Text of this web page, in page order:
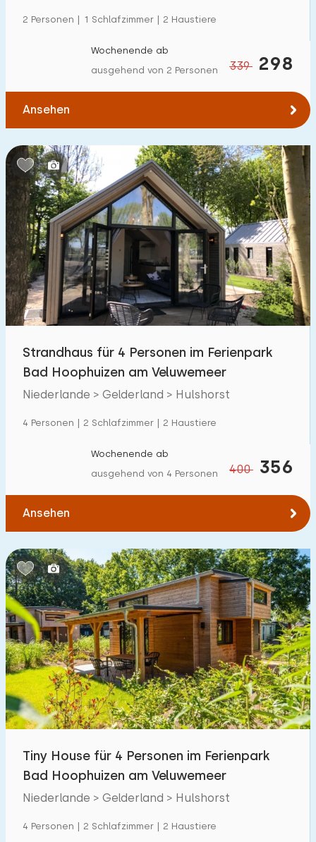
Zugänglichkeit
Eingeschränkte Mobilität
Rollstuhlgerecht
Hilfsmittel
2 Personen | 1 Schlafzimmer | 2 Haustiere
339 298
Wochenende ab
ausgehend von 2 Personen
Ansehen
Strandhaus für 4 Personen im Ferienpark
Bad Hoophuizen am Veluwemeer
Niederlande > Gelderland > Hulshorst
4 Personen | 2 Schlafzimmer | 2 Haustiere
400 356
Wochenende ab
ausgehend von 4 Personen
Ansehen
Tiny House für 4 Personen im Ferienpark
Bad Hoophuizen am Veluwemeer
Niederlande > Gelderland > Hulshorst
4 Personen | 2 Schlafzimmer | 2 Haustiere